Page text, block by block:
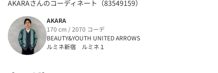
AKARAさんのコーディネート（83549159）
AKARA
170 cm / 2070 コーデ
BEAUTY&YOUTH UNITED ARROWS
ルミネ新宿 ルミネ１